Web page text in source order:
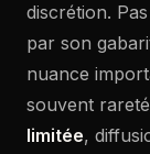
discrétion.
par son
nuance
souvent
limitée,